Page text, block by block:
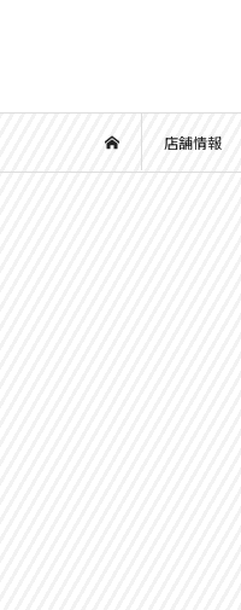
店舗情報